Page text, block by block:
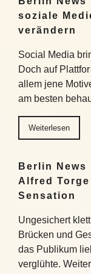
soziale
verändern
Social Media
Doch auf
allem jene
am besten
Weiterlesen
Berlin
Alfred
Sensation
Ungesichert
Brücken und
das Publikum
verglühte.